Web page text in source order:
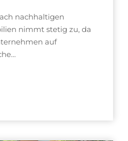
nachhaltigen
nimmt stetig zu, da
auf